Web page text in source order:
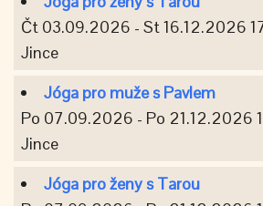
Čt 03.09.2026 - St 16.12.2026
Jince
Jóga pro muže s Pavlem
Po 07.09.2026 - Po 21.12.2026
Jince
Jóga pro ženy s Tarou